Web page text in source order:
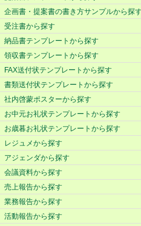
企画書・提案書の書き方サンプルから探
受注書から探す
納品書テンプレートから探す
領収書テンプレートから探す
FAX送付状テンプレートから探す
書類送付状テンプレートから探す
社内啓蒙ポスターから探す
お中元お礼状テンプレートから探す
お歳暮お礼状テンプレートから探す
レジュメから探す
アジェンダから探す
会議資料から探す
売上報告から探す
業務報告から探す
活動報告から探す